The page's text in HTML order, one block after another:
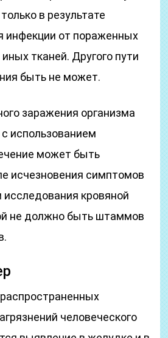
в результате
инфекции от пораженных
тканей. Другого пути
быть не может.
заражения организма
использованием
может быть
исчезновения симптомов
исследования кровяной
не должно быть штаммов
человеческого